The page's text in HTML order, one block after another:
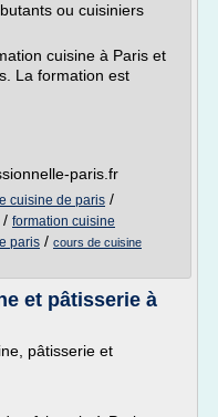
ou cuisiniers
cuisine à Paris et
La formation est
paris.fr
cuisine de paris /
/ formation cuisine
paris / cours de cuisine
et pâtisserie à
pâtisserie et